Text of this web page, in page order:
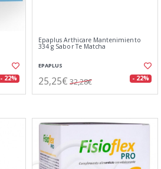
- 22%
Epaplus Arthicare Mantenimiento
334 g Sabor Te Matcha
EPAPLUS
25,25€ 32,28€ - 22%